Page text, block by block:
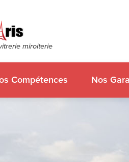
miroiterie
Compétences Nos